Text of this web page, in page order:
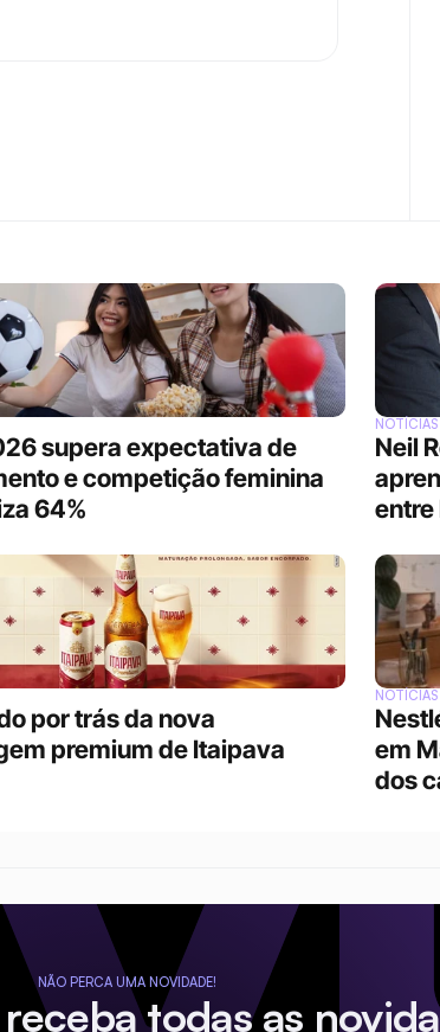
supera expectativa de
e competição feminina
64%
NOTÍCIAS
Neil
entre
por trás da nova
premium de Itaipava
NOTÍCIAS
em
dos
NÃO PERCA UMA NOVIDADE!
todas as